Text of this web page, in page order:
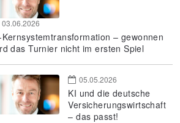
03.06.2026
Kernsystemtransformation – gewonnen
das Turnier nicht im ersten Spiel
05.05.2026
KI und die deutsche
Versicherungswirtschaft
– das passt!